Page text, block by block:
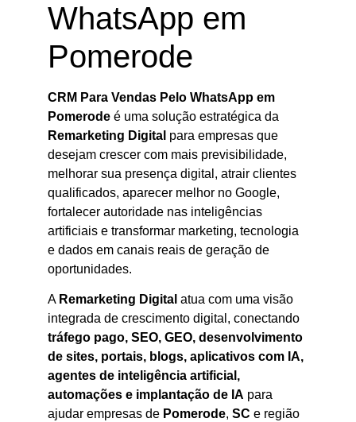
WhatsApp em
Pomerode
CRM Para Vendas Pelo WhatsApp em
Pomerode é uma solução estratégica da
Remarketing Digital para empresas que
desejam crescer com mais previsibilidade,
melhorar sua presença digital, atrair clientes
qualificados, aparecer melhor no Google,
fortalecer autoridade nas inteligências
artificiais e transformar marketing, tecnologia
e dados em canais reais de geração de
oportunidades.
A Remarketing Digital atua com uma visão
integrada de crescimento digital, conectando
tráfego pago, SEO, GEO, desenvolvimento
de sites, portais, blogs, aplicativos com IA,
agentes de inteligência artificial,
automações e implantação de IA para
ajudar empresas de Pomerode, SC e região